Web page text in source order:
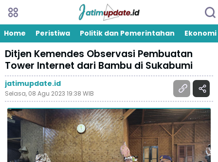
Home Peristiwa Politik dan Pemerintahan Ekonomi
Ditjen Kemendes Observasi Pembuatan
Tower Internet dari Bambu di Sukabumi
jatimupdate.id
Selasa, 08 Agu 2023 19:38 WIB